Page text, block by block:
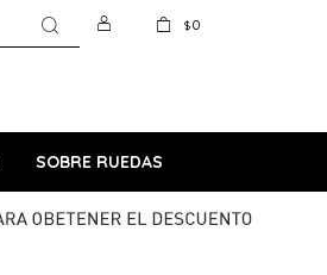
SOBRE RUEDAS
$0